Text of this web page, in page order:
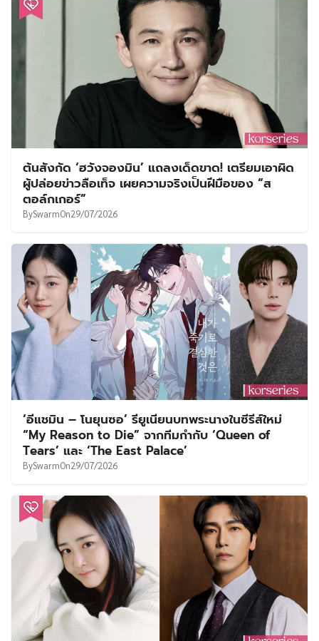
ต้นสังกัด ‘ฮวังจองมิน’ แถลงเด็ดขาด! เตรียมเอาผิด
ผู้ปล่อยข่าวลือเท็จ เผยความจริงเป็นฝีมือของ “ส
ตอล์กเกอร์”
BySwarmOn29/07/2026
‘อีแชมิน – โนยุนซอ’ รียูเนียนบทพระนางในซีรีส์ใหม่
“My Reason to Die” จากทีมกำกับ ‘Queen of
Tears’ และ ‘The East Palace’
BySwarmOn29/07/2026